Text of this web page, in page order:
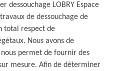
dessouchage LOBRY Espace
de dessouchage de
total respect de
Nous avons de
nous permet de fournir des
mesure. Afin de déterminer